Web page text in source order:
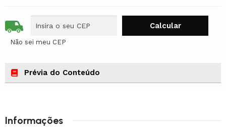
Não sei meu CEP
Prévia do Conteúdo
Informações